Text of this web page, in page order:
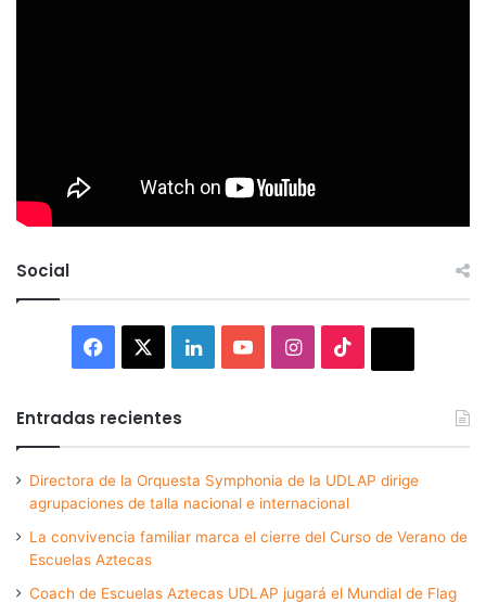
Social
Facebook LinkedInYouTubeInstagram
Entradas recientes
Directora de la Orquesta Symphonia de la UDLAP dirige
agrupaciones de talla nacional e internacional
La convivencia familiar marca el cierre del Curso de Verano de
Escuelas Aztecas
Coach de Escuelas Aztecas UDLAP jugará el Mundial de Flag